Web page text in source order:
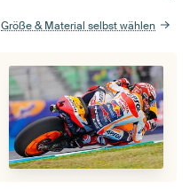
Größe & Material selbst wählen